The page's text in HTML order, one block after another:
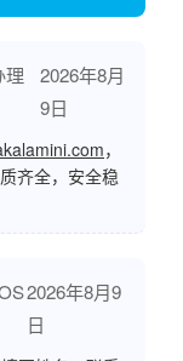
理
2026年8月
9日
，
齐全，安全稳
2026年8月9
日